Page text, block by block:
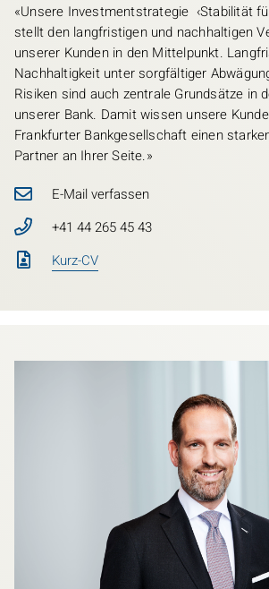
«Unsere Investmentstrategie ‹Stabilität
stellt den langfristigen und nachhaltigen
unserer Kunden in den Mittelpunkt.
Nachhaltigkeit unter sorgfältiger
Risiken sind auch zentrale Grundsätze in
unserer Bank. Damit wissen unsere
Frankfurter Bankgesellschaft einen
Partner an Ihrer Seite.»
E-Mail verfassen
+41 44 265 45 43
Kurz-CV